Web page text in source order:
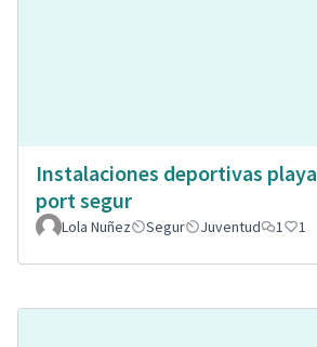
Instalaciones deportivas playa
port segur
Lola Nuñez Segur Juventud 1 1